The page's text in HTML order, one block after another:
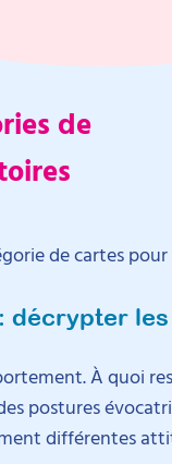
de
de cartes
décrypter
À quoi
postures
différentes